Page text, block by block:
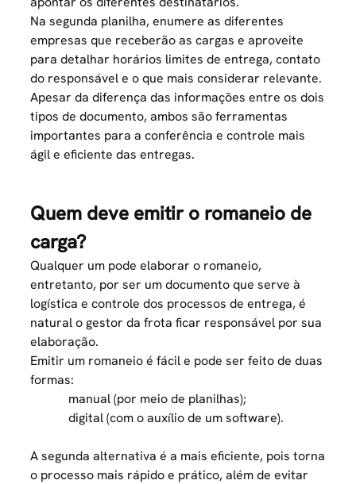
Na segunda planilha, enumere as diferentes
empresas que receberão as cargas e aproveite
para detalhar horários limites de entrega, contato
do responsável e o que mais considerar relevante.
Apesar da diferença das informações entre os dois
tipos de documento, ambos são ferramentas
importantes para a conferência e controle mais
ágil e eficiente das entregas.
Quem deve emitir o romaneio de
carga?
Qualquer um pode elaborar o romaneio,
entretanto, por ser um documento que serve à
logística e controle dos processos de entrega, é
natural o gestor da frota ficar responsável por sua
elaboração.
Emitir um romaneio é fácil e pode ser feito de duas
formas:
manual (por meio de planilhas);
digital (com o auxílio de um software).
A segunda alternativa é a mais eficiente, pois torna
o processo mais rápido e prático, além de evitar